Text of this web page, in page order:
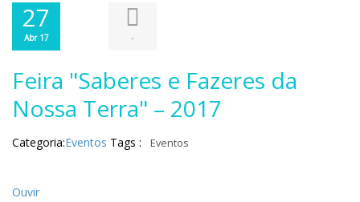
27
Abr 17 -
Feira "Saberes e Fazeres da
Nossa Terra" – 2017
Categoria:Eventos Tags : Eventos
Ouvir